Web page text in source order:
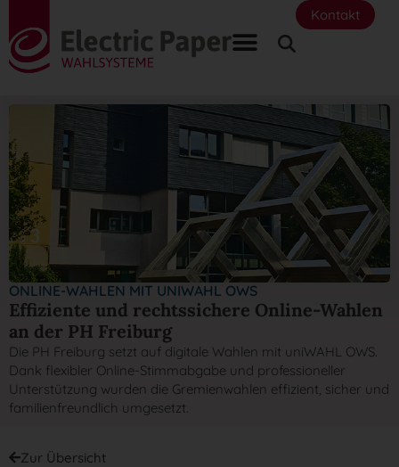
Kontakt
ONLINE-WAHLEN MIT UNIWAHL OWS
Effiziente und rechtssichere Online-Wahlen
an der PH Freiburg
Die PH Freiburg setzt auf digitale Wahlen mit uniWAHL OWS.
Dank flexibler Online-Stimmabgabe und professioneller
Unterstützung wurden die Gremienwahlen effizient, sicher und
familienfreundlich umgesetzt.
Zur Übersicht